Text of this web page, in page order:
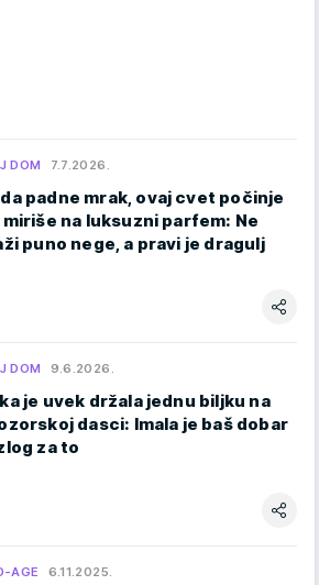
DOM 7.7.2026.
padne mrak, ovaj cvet počinje
miriše na luksuzni parfem: Ne
puno nege, a pravi je dragulj
DOM 9.6.2026.
je uvek držala jednu biljku na
dasci: Imala je baš dobar
za to
AGE 6.11.2025.